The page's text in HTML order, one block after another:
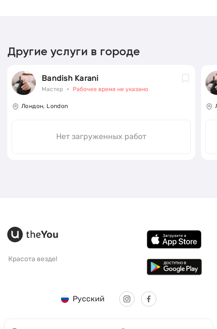
Другие услуги в городе
Bandish Karani
Мастер Рабочее время не указано
Лондон, London
Нет загруженных работ
Красота везде!
Русский